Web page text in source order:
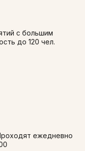
с большим
до 120 чел.
ежедневно